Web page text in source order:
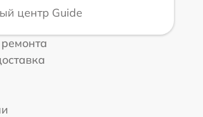
центр Guide